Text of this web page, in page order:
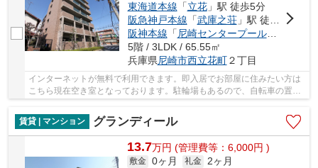
東海道本線 「立花」駅 徒歩5分
阪急神戸本線 「武庫之荘」駅 徒歩29分
阪神本線 「尼崎センタープール前
5階 / 3LDK / 65.55㎡
兵庫県尼崎市西立花町２丁目
インターネットが無料で利用できます。即入居でお部屋に住みたい方は
こちら現在空き室となっております。駐輪場もあるので、自転車の置き
賃貸 | マンション
グランディール
13.7万円 (管理費等：6,000円 )
敷金 0ヶ月 礼金
2ヶ月